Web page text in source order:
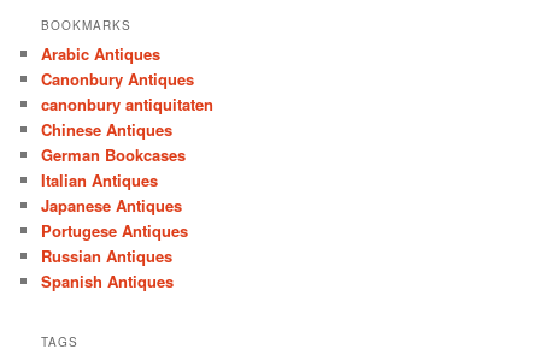
BOOKMARKS
Arabic Antiques
Canonbury Antiques
canonbury antiquitaten
Chinese Antiques
German Bookcases
Italian Antiques
Japanese Antiques
Portugese Antiques
Russian Antiques
Spanish Antiques
TAGS